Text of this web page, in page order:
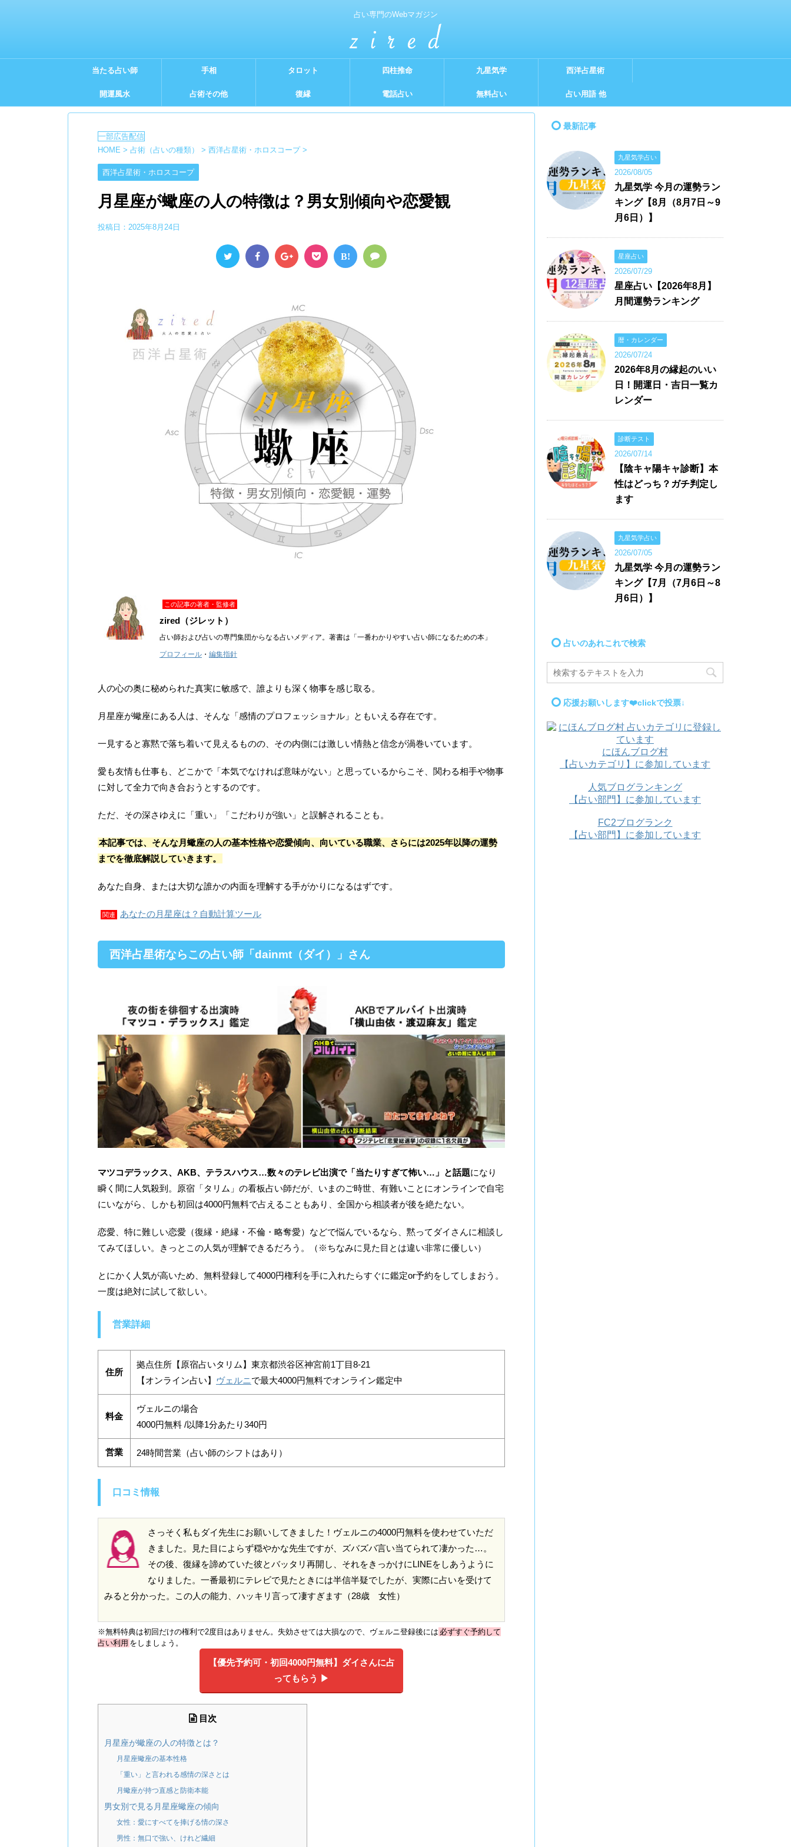
占い専門のWebマガジン
当たる占い師 手相 タロット 四柱推命 九星気学 西洋占星術
開運風水 占術その他 復縁 電話占い 無料占い 占い用語 他
HOME > 占術（占いの種類） > 西洋占星術・ホロスコープ >
西洋占星術・ホロスコープ
月星座が蠍座の人の特徴は？男女別傾向や恋愛観
投稿日： 2025年8月24日
B!
この記事の著者・監修者
zired（ジレット）
占い師および占いの専門集団からなる占いメディア。著書は「一番わかりやすい占い師になるための本」
プロフィール ・ 編集指針
人の心の奥に秘められた真実に敏感で、誰よりも深く物事を感じ取る。
月星座が蠍座にある人は、そんな「感情のプロフェッショナル」ともいえる存在です。
一見すると寡黙で落ち着いて見えるものの、その内側には激しい情熱と信念が渦巻いています。
愛も友情も仕事も、どこかで「本気でなければ意味がない」と思っているからこそ、関わる相手や物事
に対して全力で向き合おうとするのです。
ただ、その深さゆえに「重い」「こだわりが強い」と誤解されることも。
本記事では、そんな月蠍座の人の基本性格や恋愛傾向、向いている職業、さらには2025年以降の運勢
までを徹底解説していきます。
あなた自身、または大切な誰かの内面を理解する手がかりになるはずです。
関連 あなたの月星座は？自動計算ツール
西洋占星術ならこの占い師「dainmt（ダイ）」さん
マツコデラックス、AKB、テラスハウス…数々のテレビ出演で「当たりすぎて怖い…」と話題になり
瞬く間に人気殺到。原宿「タリム」の看板占い師だが、いまのご時世、有難いことにオンラインで自宅
にいながら、しかも初回は4000円無料で占えることもあり、全国から相談者が後を絶たない。
恋愛、特に難しい恋愛（復縁・絶縁・不倫・略奪愛）などで悩んでいるなら、黙ってダイさんに相談し
てみてほしい。きっとこの人気が理解できるだろう。（※ちなみに見た目とは違い非常に優しい）
とにかく人気が高いため、無料登録して4000円権利を手に入れたらすぐに鑑定or予約をしてしまおう。
一度は絶対に試して欲しい。
営業詳細
住所
拠点住所【原宿占いタリム】東京都渋谷区神宮前1丁目8-21
【オンライン占い】 ヴェルニで最大4000円無料でオンライン鑑定中
料金
ヴェルニの場合
4000円無料 /以降1分あたり340円
営業 24時間営業（占い師のシフトはあり）
口コミ情報
さっそく私もダイ先生にお願いしてきました！ヴェルニの4000円無料を使わせていただ
きました。見た目によらず穏やかな先生ですが、ズバズバ言い当てられて凄かった…。
その後、復縁を諦めていた彼とバッタリ再開し、それをきっかけにLINEをしあうように
なりました。一番最初にテレビで見たときには半信半疑でしたが、実際に占いを受けて
みると分かった。この人の能力、ハッキリ言って凄すぎます（28歳 女性）
※無料特典は初回だけの権利で2度目はありません。失効させては大損なので、ヴェルニ登録後には 必ずすぐ予約して
占い利用 をしましょう。
【優先予約可・初回4000円無料】 ダイさんに占
ってもらう ▶︎
目次
月星座が蠍座の人の特徴とは？
月星座蠍座の基本性格
「重い」と言われる感情の深さとは
月蠍座が持つ直感と防衛本能
男女別で見る月星座蠍座の傾向
女性：愛にすべてを捧げる情の深さ
男性：無口で強い、けれど繊細
最新記事
九星気学占い
2026/08/05
九星気学 今月の運勢ラン
キング【8月（8月7日～9
月6日）】
星座占い
2026/07/29
星座占い【2026年8月】
月間運勢ランキング
暦・カレンダー
2026/07/24
2026年8月の縁起のいい
日！開運日・吉日一覧カ
レンダー
診断テスト
2026/07/14
【陰キャ陽キャ診断】本
性はどっち？ガチ判定し
ます
九星気学占い
2026/07/05
九星気学 今月の運勢ラン
キング【7月（7月6日～8
月6日）】
占いのあれこれで検索
応援お願いします❤️clickで投票↓
にほんブログ村
【占いカテゴリ】に参加しています
人気ブログランキング
【占い部門】に参加しています
FC2ブログランク
【占い部門】に参加しています